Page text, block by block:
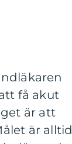
få akut
är att
är alltid